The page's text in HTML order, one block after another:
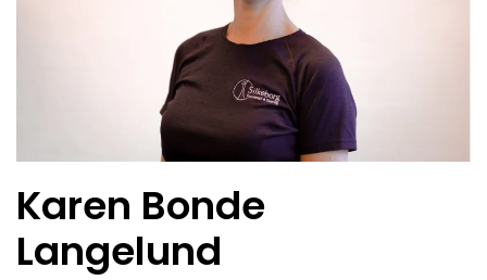
Karen Bonde
Langelund